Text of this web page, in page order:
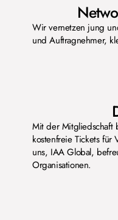
Wir vernetzen jung
und Auftragnehmer,
Mit der Mitgliedschaft
kostenfreie Tickets für
uns, IAA Global,
Organisationen.